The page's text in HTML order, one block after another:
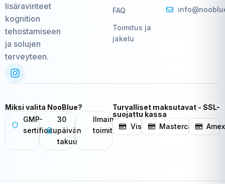
lisäravinteet
kognition
tehostamiseen
ja solujen
terveyteen.
FAQ
Toimitus ja
jakelu
Miksi valita NooBlue?
GMP-
sertifioitu
30
päivän
takuu
Ilmainen
toimitus
Turvalliset maksutavat - SSL-
suojattu kassa
Visa
Mastercard Amex